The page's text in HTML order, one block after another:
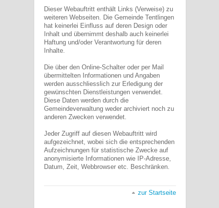
Dieser Webauftritt enthält Links (Verweise) zu
weiteren Webseiten. Die Gemeinde Tentlingen
hat keinerlei Einfluss auf deren Design oder
Inhalt und übernimmt deshalb auch keinerlei
Haftung und/oder Verantwortung für deren
Inhalte.
Die über den Online-Schalter oder per Mail
übermittelten Informationen und Angaben
werden ausschliesslich zur Erledigung der
gewünschten Dienstleistungen verwendet.
Diese Daten werden durch die
Gemeindeverwaltung weder archiviert noch zu
anderen Zwecken verwendet.
Jeder Zugriff auf diesen Webauftritt wird
aufgezeichnet, wobei sich die entsprechenden
Aufzeichnungen für statistische Zwecke auf
anonymisierte Informationen wie IP-Adresse,
Datum, Zeit, Webbrowser etc. Beschränken.
zur Startseite